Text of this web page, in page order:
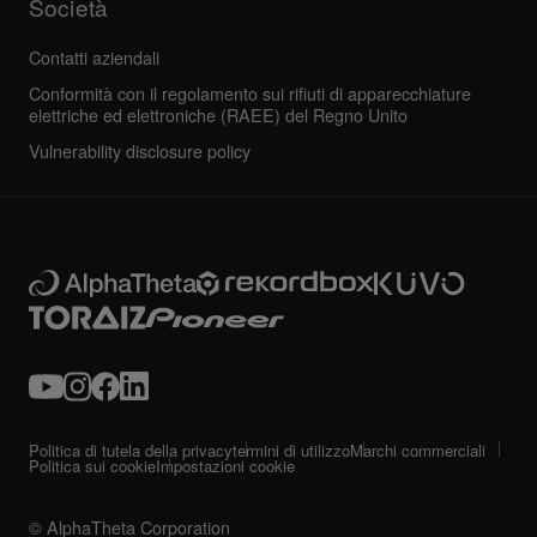
Società
Contatti aziendali
Conformità con il regolamento sui rifiuti di apparecchiature
elettriche ed elettroniche (RAEE) del Regno Unito
Vulnerability disclosure policy
© AlphaTheta Corporation
Politica di tutela della privacytermini di utilizzoMarchi commerciali
Politica sui cookieImpostazioni cookie